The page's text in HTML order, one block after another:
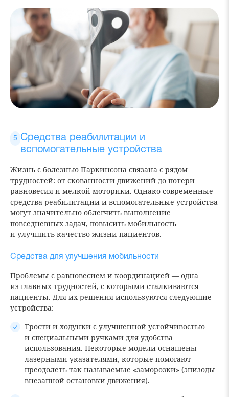
Средства реабилитации и
вспомогательные устройства
Жизнь с болезнью Паркинсона связана с рядом
трудностей: от скованности движений до потери
равновесия и мелкой моторики. Однако современные
средства реабилитации и вспомогательные устройства
могут значительно облегчить выполнение
повседневных задач, повысить мобильность
и улучшить качество жизни пациентов.
Средства для улучшения мобильности
Проблемы с равновесием и координацией — одна
из главных трудностей, с которыми сталкиваются
пациенты. Для их решения используются следующие
устройства:
Трости и ходунки с улучшенной устойчивостью
и специальными ручками для удобства
использования. Некоторые модели оснащены
лазерными указателями, которые помогают
преодолеть так называемые «заморозки» (эпизоды
внезапной остановки движения).